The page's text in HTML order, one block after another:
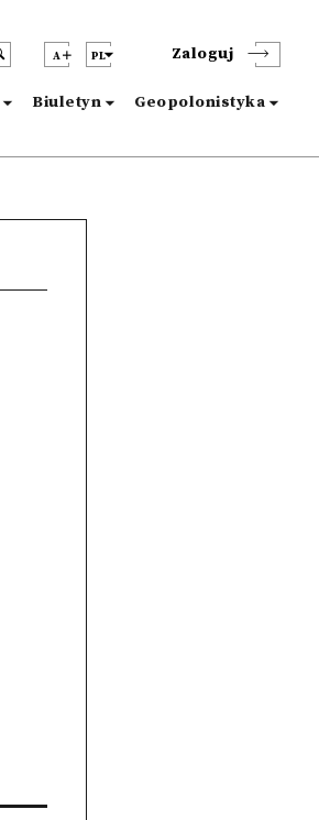
A PL Zaloguj
Biuletyn Geopolonistyka